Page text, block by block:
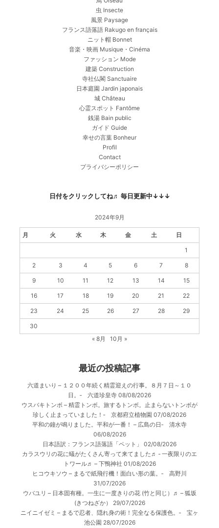
虫 Insecte
風景 Paysage
フランス語落語 Rakugo en français
ニット帽 Bonnet
音楽・映画 Musique・Cinéma
ファッション Mode
建築 Construction
寺社仏閣 Sanctuaire
日本庭園 Jardin japonais
城 Château
心霊スポット Fantôme
銭湯 Bain public
ガイド Guide
幸せの言葉 Bonheur
Profil
Contact
プライバシーポリシー
日付をクリックしてね♬ 毎日更新中↓↓↓
2024年9月
月 火 水 木 金 土 日
1
2 3 4 5 6 7 8
9 10 11 12 13 14 15
16 17 18 19 20 21 22
23 24 25 26 27 28 29
30
« 8月
10月 »
最近の投稿記事
六道まいり – １２００年続く精霊迎えの行事。８月７日～１０
日。‐ 六道珍皇寺 08/08/2026
ウスバキトンボ – 精霊トンボ。旅するトンボ。止まらないトンボが
珍しく止まっていました！‐ 京都府立植物園 07/08/2026
平和の鐘が鳴りました。平和が一番！ – 広島の日‐ 清水寺
06/08/2026
日本語訳：フランス語落語「ペット」
02/08/2026
カラスウリの花に蟻がたくさん寄って来てました♬ ‐ 一夜限りのエ
トワール♬ – 下鴨神社 01/08/2026
ヒコウキソウ – まるで紙飛行機！面白い形の葉。‐ 高野川
31/07/2026
ウバユリ – 日本固有種。一生に一度きりの花 (竹と同じ）♬ – 狐坂
(きつねざか）
29/07/2026
ニイニイゼミ – まるで忍者、隠れ身の術！完全なる保護色。‐ 宝ヶ
池公園 28/07/2026